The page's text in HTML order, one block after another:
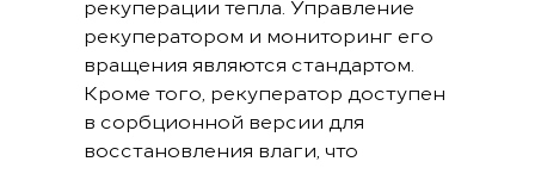
рекуперации тепла. Управление
рекуператором и мониторинг его
вращения являются стандартом.
Кроме того, рекуператор доступен
в сорбционной версии для
восстановления влаги, что